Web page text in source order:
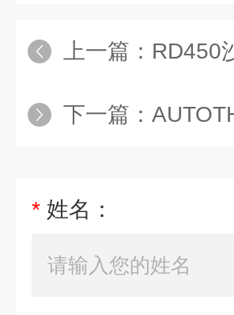
上一篇： RD450
下一篇：
* 姓名：